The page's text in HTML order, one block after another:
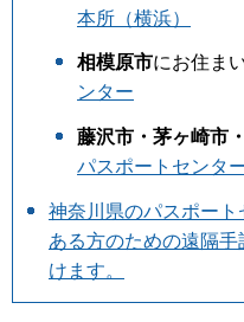
本所（横浜）
相模原市にお住ま
ンター
藤沢市・茅ヶ崎市
パスポートセンタ
神奈川県のパスポー
ある方のための遠隔
けます。